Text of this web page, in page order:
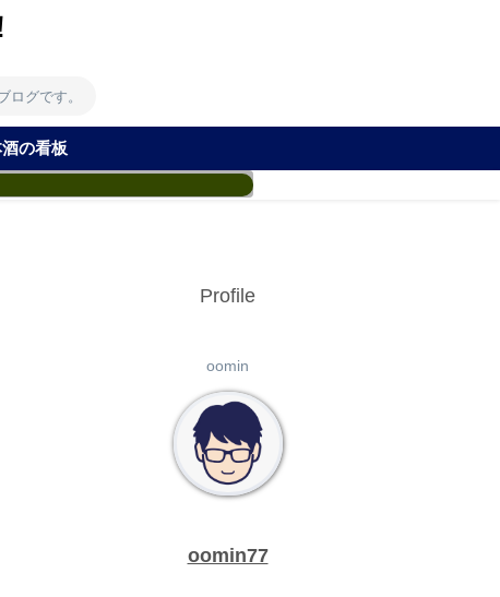
グです。
酒の看板
Profile
oomin
oomin77